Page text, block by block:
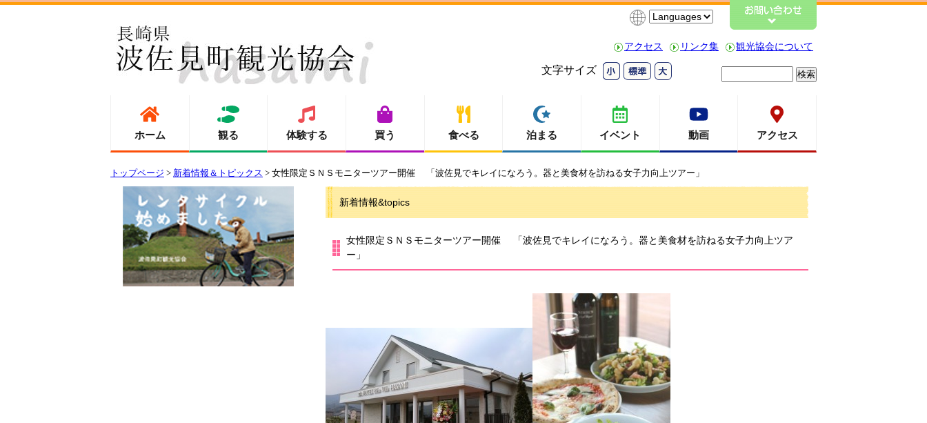
観光協会について
リンク集
アクセス
文字サイズ
ホーム 観る 体験する 買う 食べる 泊まる イベント 動画 アクセス
トップページ > 新着情報＆トピックス > 女性限定ＳＮＳモニターツアー開催 「波佐見でキレイになろう。器と美食材を訪ねる女子力向上ツアー」
新着情報&topics
女性限定ＳＮＳモニターツアー開催 「波佐見でキレイになろう。器と美食材を訪ねる女子力向上ツア
ー」